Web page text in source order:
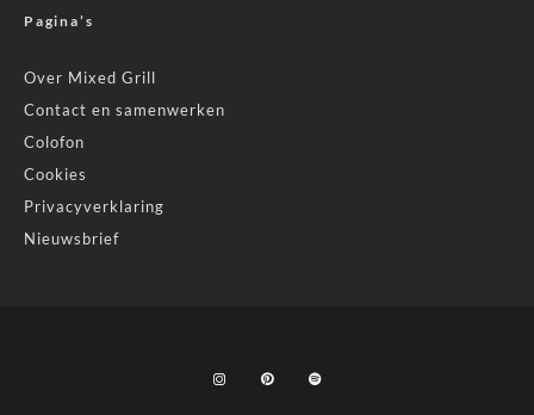
Pagina’s
Over Mixed Grill
Contact en samenwerken
Colofon
Cookies
Privacyverklaring
Nieuwsbrief